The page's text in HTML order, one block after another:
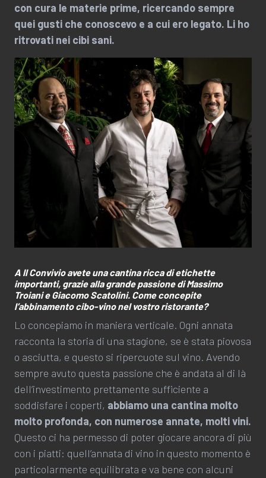
con cura le materie prime, ricercando sempre
quei gusti che conoscevo e a cui ero legato. Li ho
ritrovati nei cibi sani.
A Il Convivio avete una cantina ricca di etichette
importanti, grazie alla grande passione di Massimo
Troiani e Giacomo Scatolini. Come concepite
l’abbinamento cibo-vino nel vostro ristorante?
Lo concepiamo in maniera verticale. Ogni annata
racconta la storia di una stagione, se è stata piovosa
o asciutta, e questo si ripercuote sul vino. Avendo
sempre avuto questa passione che è andata al di là
dell’investimento prettamente sufficiente a
soddisfare i coperti, abbiamo una cantina molto
molto profonda, con numerose annate, molti vini.
Questo ci ha permesso di poter giocare ancora di più
con i piatti: quell’annata di vino in questo momento è
particolarmente equilibrata e va bene con alcuni